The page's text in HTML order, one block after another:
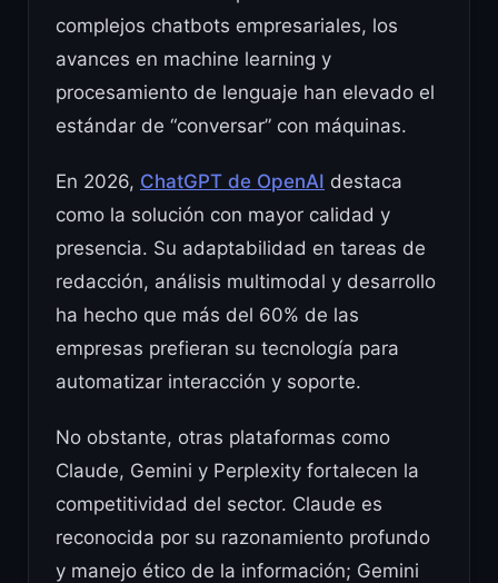
complejos chatbots empresariales, los
avances en machine learning y
procesamiento de lenguaje han elevado el
estándar de “conversar” con máquinas.
En 2026, ChatGPT de OpenAI destaca
como la solución con mayor calidad y
presencia. Su adaptabilidad en tareas de
redacción, análisis multimodal y desarrollo
ha hecho que más del 60% de las
empresas prefieran su tecnología para
automatizar interacción y soporte.
No obstante, otras plataformas como
Claude, Gemini y Perplexity fortalecen la
competitividad del sector. Claude es
reconocida por su razonamiento profundo
y manejo ético de la información; Gemini